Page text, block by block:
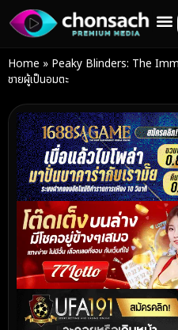
Home » Peaky Blinders: The
ชายผู้เป็นอมตะ